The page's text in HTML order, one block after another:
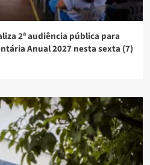
2ª audiência pública para
Anual 2027 nesta sexta (7)